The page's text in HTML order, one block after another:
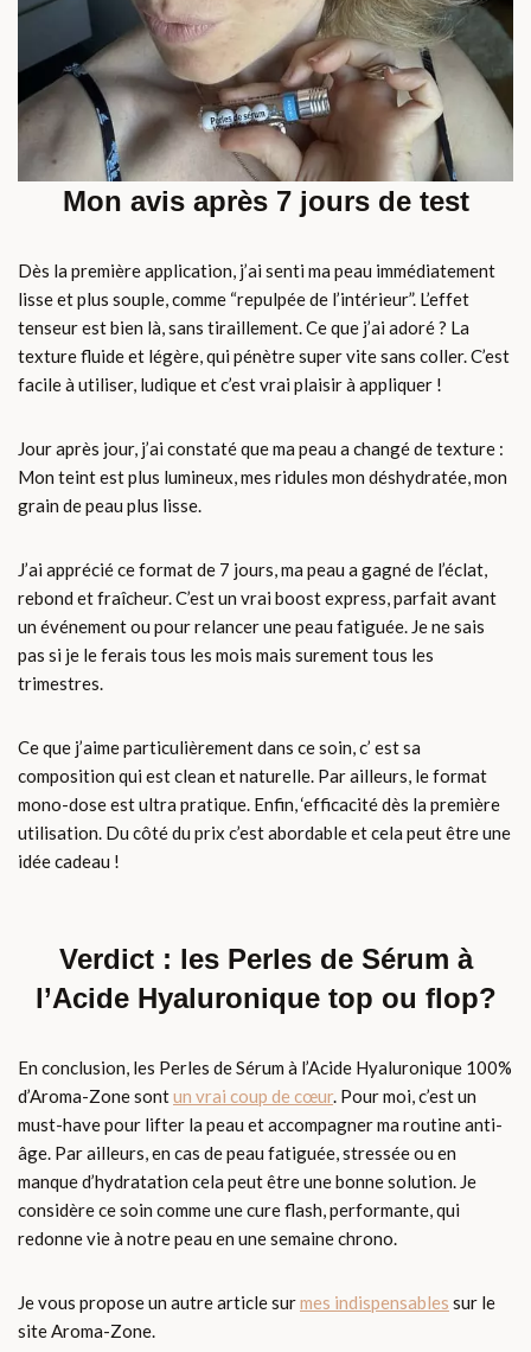
Mon avis après 7 jours de test
Dès la première application, j’ai senti ma peau immédiatement
lisse et plus souple, comme “repulpée de l’intérieur”. L’effet
tenseur est bien là, sans tiraillement. Ce que j’ai adoré ? La
texture fluide et légère, qui pénètre super vite sans coller. C’est
facile à utiliser, ludique et c’est vrai plaisir à appliquer !
Jour après jour, j’ai constaté que ma peau a changé de texture :
Mon teint est plus lumineux, mes ridules mon déshydratée, mon
grain de peau plus lisse.
J’ai apprécié ce format de 7 jours, ma peau a gagné de l’éclat,
rebond et fraîcheur. C’est un vrai boost express, parfait avant
un événement ou pour relancer une peau fatiguée. Je ne sais
pas si je le ferais tous les mois mais surement tous les
trimestres.
Ce que j’aime particulièrement dans ce soin, c’ est sa
composition qui est clean et naturelle. Par ailleurs, le format
mono-dose est ultra pratique. Enfin, ‘efficacité dès la première
utilisation. Du côté du prix c’est abordable et cela peut être une
idée cadeau !
Verdict : les Perles de Sérum à
l’Acide Hyaluronique top ou flop?
En conclusion, les Perles de Sérum à l’Acide Hyaluronique 100%
d’Aroma-Zone sontun vrai coup de cœur. Pour moi, c’est un
must-have pour lifter la peau et accompagner ma routine anti-
âge. Par ailleurs, en cas de peau fatiguée, stressée ou en
manque d’hydratation cela peut être une bonne solution. Je
considère ce soin comme une cure flash, performante, qui
redonne vie à notre peau en une semaine chrono.
Je vous propose un autre article surmes indispensables sur le
site Aroma-Zone.